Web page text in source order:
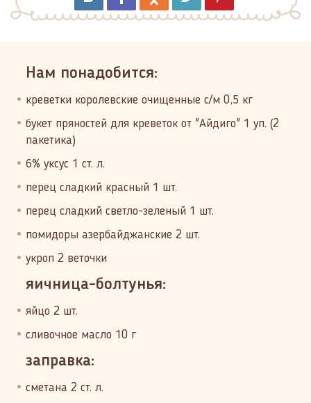
Нам понадобится:
креветки королевские очищенные с/м 0,5 кг
букет пряностей для креветок от "Айдиго" 1 уп. (2
пакетика)
6% уксус 1 ст. л.
перец сладкий красный 1 шт.
перец сладкий светло-зеленый 1 шт.
помидоры азербайджанские 2 шт.
укроп 2 веточки
яичница-болтунья:
яйцо 2 шт.
сливочное масло 10 г
заправка:
сметана 2 ст. л.